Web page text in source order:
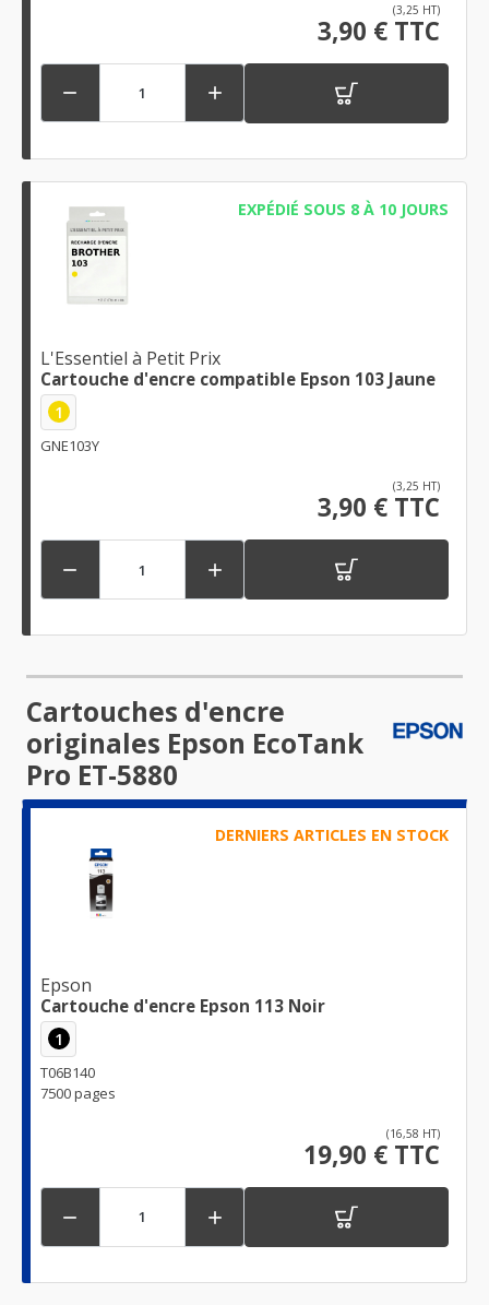
(3,25 HT)
3,90 € TTC
 
EXPÉDIÉ SOUS 8 À 10 JOURS
L'Essentiel à Petit Prix
Cartouche d'encre compatible Epson 103 Jaune
1
GNE103Y
(3,25 HT)
3,90 € TTC
 
Cartouches d'encre
originales Epson EcoTank
Pro ET-5880
DERNIERS ARTICLES EN STOCK
Epson
Cartouche d'encre Epson 113 Noir
1
T06B140
7500 pages
(16,58 HT)
19,90 € TTC
 